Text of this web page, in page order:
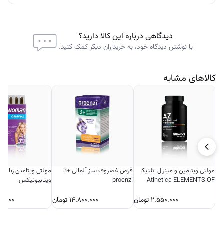
دیدگاهی درباره این کالا دارید؟
با نوشتن دیدگاه خود، به خریداران دیگر کمک کنید.
کالاهای مشابه
مولتی ویتامین و مینرال اتلتیکا
Atlhetica ELEMENTS OF
۲.۵۵۰.۰۰۰ تومان
قرص غضروف ساز آلمانی +3
proenzi
۱۴.۸۰۰.۰۰۰تومان
مولتی ویتامین
ویتابیوتیکس